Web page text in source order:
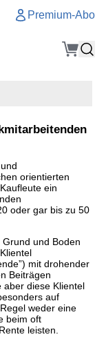
Premium-Abo
orientierten
ein
oder gar bis zu 50
Grund und Boden
mit drohender
Beiträgen
aber diese Klientel
auf
weder eine
beim oft
leisten.